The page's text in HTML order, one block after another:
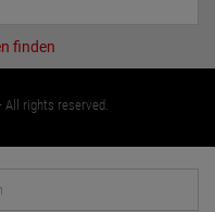
finden
All rights reserved.